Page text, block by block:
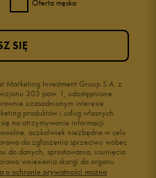
Oferta męska
Marketing Investment Group S.A. z
303 paw. 1, udostępnione
uzasadnionym interesie
produktów i usług własnych.
na otrzymywanie informacji
aczkolwiek niezbędne w celu
do zgłoszenia sprzeciwu wobec
do danych, sprostowania, usunięcia
wniesienia skargi do organu
o ochronie prywatności można
SIĘ